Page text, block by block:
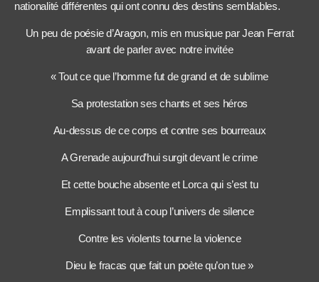
nationalité différentes qui ont connu des destins semblables.
Un peu de poésie d’Aragon, mis en musique par Jean Ferrat
avant de parler avec notre invitée
« Tout ce que l’homme fut de grand et de sublime
Sa protestation ses chants et ses héros
Au-dessus de ce corps et contre ses bourreaux
A Grenade aujourd’hui surgit devant le crime
Et cette bouche absente et Lorca qui s’est tu
Emplissant tout à coup l’univers de silence
Contre les violents tourne la violence
Dieu le fracas que fait un poète qu’on tue »